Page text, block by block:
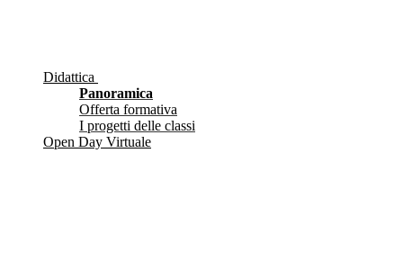
Didattica
Panoramica
Offerta formativa
I progetti delle classi
Open Day Virtuale